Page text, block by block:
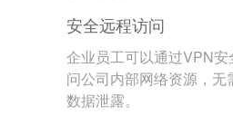
安全远程访问
企业员工可以通过VPN安
问公司内部网络资源，无
数据泄露。